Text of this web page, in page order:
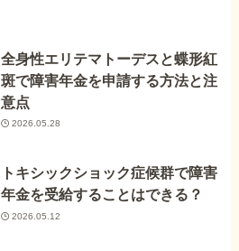
全身性エリテマトーデスと蝶形紅
斑で障害年金を申請する方法と注
意点
2026.05.28
トキシックショック症候群で障害
年金を受給することはできる？
2026.05.12